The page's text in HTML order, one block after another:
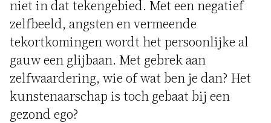
niet in dat tekengebied. Met een negatief
zelfbeeld, angsten en vermeende
tekortkomingen wordt het persoonlijke al
gauw een glijbaan. Met gebrek aan
zelfwaardering, wie of wat ben je dan? Het
kunstenaarschap is toch gebaat bij een
gezond ego?